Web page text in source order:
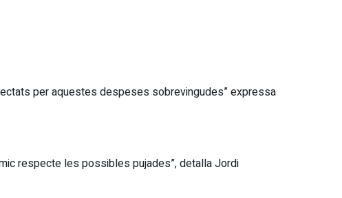
per aquestes despeses sobrevingudes” expressa
respecte les possibles pujades”, detalla Jordi